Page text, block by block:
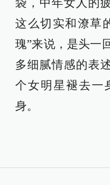
袋，中年女人的
这么切实和潦草
瑰”来说，是头一
多细腻情感的表
个女明星褪去一
身。